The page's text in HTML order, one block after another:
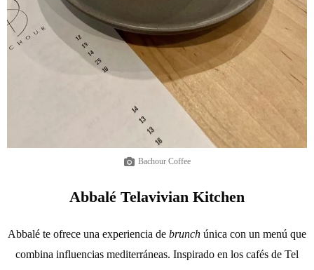
Bachour Coffee
Abbalé Telavivian Kitchen
Abbalé te ofrece una experiencia de brunch única con un menú que
combina influencias mediterráneas. Inspirado en los cafés de Tel